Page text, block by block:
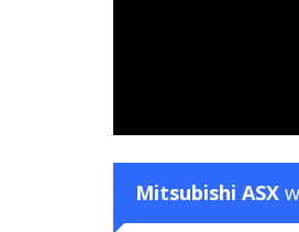
Mitsubishi ASX